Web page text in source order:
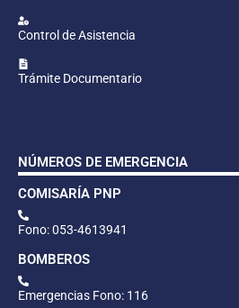
Control de Asistencia
Trámite Documentario
NÚMEROS DE EMERGENCIA
COMISARÍA PNP
Fono: 053-4613941
BOMBEROS
Emergencias Fono: 116